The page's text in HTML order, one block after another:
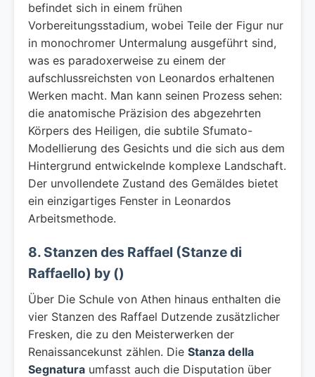
befindet sich in einem frühen
Vorbereitungsstadium, wobei Teile der Figur nur
in monochromer Untermalung ausgeführt sind,
was es paradoxerweise zu einem der
aufschlussreichsten von Leonardos erhaltenen
Werken macht. Man kann seinen Prozess sehen:
die anatomische Präzision des abgezehrten
Körpers des Heiligen, die subtile Sfumato-
Modellierung des Gesichts und die sich aus dem
Hintergrund entwickelnde komplexe Landschaft.
Der unvollendete Zustand des Gemäldes bietet
ein einzigartiges Fenster in Leonardos
Arbeitsmethode.
8. Stanzen des Raffael (Stanze di
Raffaello) by ()
Über Die Schule von Athen hinaus enthalten die
vier Stanzen des Raffael Dutzende zusätzlicher
Fresken, die zu den Meisterwerken der
Renaissancekunst zählen. Die Stanza della
Segnatura umfasst auch die Disputation über